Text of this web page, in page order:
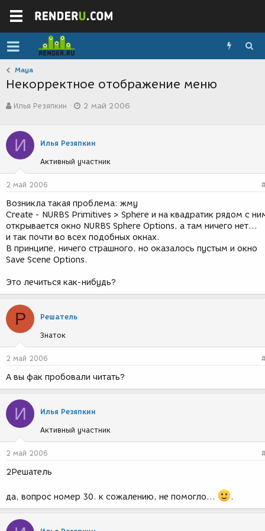
Maya
Некорректное отображение меню
в
о
р
т
е
м
ы
Илья Резяпкин
а
с
з
д
и
я
2 май 2006
И Илья Резяпкин
Активный участник
2 май 2006
Возникла такая проблема: жму
Create - NURBS Primitives > Sphere и на квадратик рядом с
открывается окно NURBS Sphere Options, а там ничего нет...
и так почти во всех подобных окнах.
В принципе, ничего страшного, но оказалось пустым и окно
Save Scene Options.
Это лечиться как-нибудь?
Р Решатель
Знаток
2 май 2006
А вы фак пробовали читать?
И Илья Резяпкин
Активный участник
2 май 2006
2Решатель
да, вопрос номер 30. к сожалению, не помогло... .